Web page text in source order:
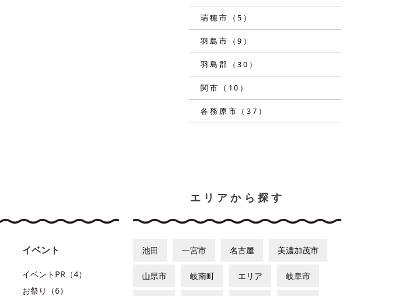
瑞穂市（5）
羽島市（9）
羽島郡（30）
関市（10）
各務原市（37）
イベント
イベントPR（4）
お祭り（6）
エリアから探す
池田 一宮市 名古屋 美濃加茂市
山県市 岐南町 エリア 岐阜市